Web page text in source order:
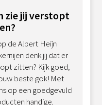
zie jij verstopt
de Albert Heijn
denk jij dat er
zitten? Kijk goed,
beste gok! Met
op een goedgevuld
handige.